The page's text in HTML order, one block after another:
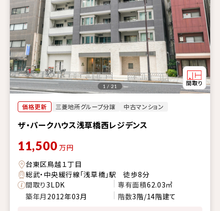
価格更新 三菱地所グループ分譲 中古マンション
ザ・パークハウス浅草橋西レジデンス
1 / 21
11,500 万円
台東区鳥越１丁目
総武・中央緩行線「浅草橋」駅 徒歩8分
間取り3LDK 専有面積62.03㎡
築年月 2012年03月 階数3階/14階建て